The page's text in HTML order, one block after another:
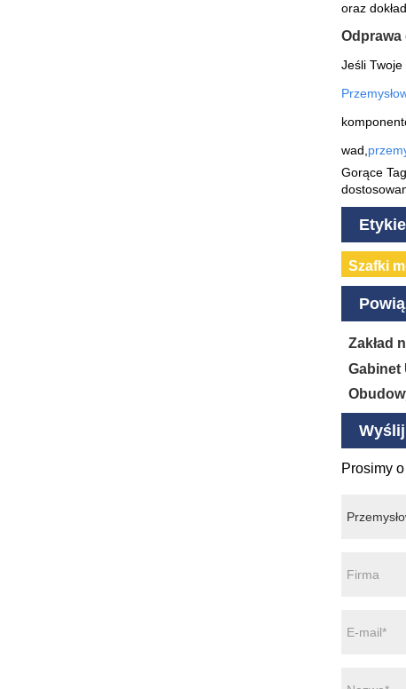
oraz
Odprawa
Jeśli
wad,
Gorące
Szafki
Zakład
Gabinet
Prosimy